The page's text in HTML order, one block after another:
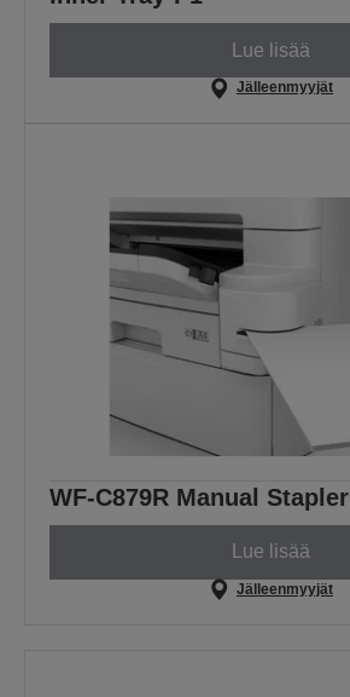
Lue lisää
Jälleenmyyjät
WF-C879R Manual Stapler
Lue lisää
Jälleenmyyjät